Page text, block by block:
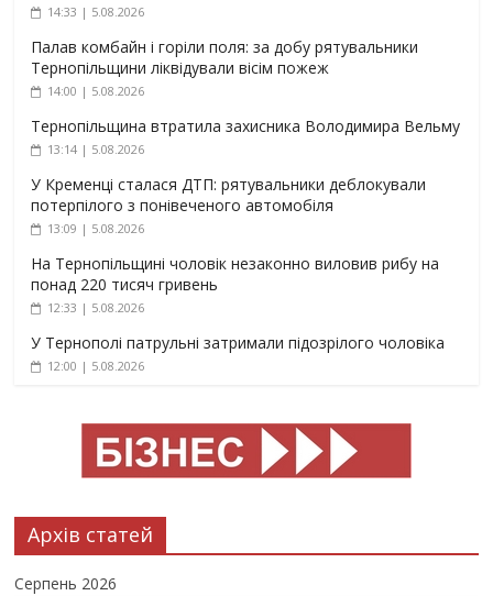
14:33 | 5.08.2026
Палав комбайн і горіли поля: за добу рятувальники
Тернопільщини ліквідували вісім пожеж
14:00 | 5.08.2026
Тернопільщина втратила захисника Володимира Вельму
13:14 | 5.08.2026
У Кременці сталася ДТП: рятувальники деблокували
потерпілого з понівеченого автомобіля
13:09 | 5.08.2026
На Тернопільщині чоловік незаконно виловив рибу на
понад 220 тисяч гривень
12:33 | 5.08.2026
У Тернополі патрульні затримали підозрілого чоловіка
12:00 | 5.08.2026
Архів статей
Серпень 2026